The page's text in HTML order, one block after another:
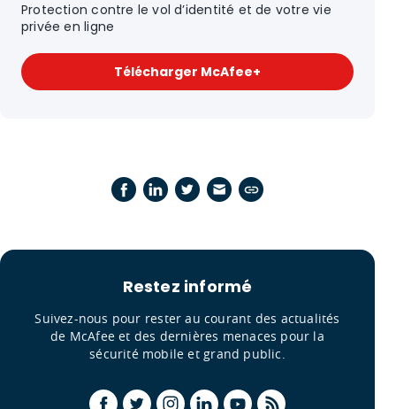
Protection contre le vol d’identité et de votre vie
privée en ligne
Télécharger McAfee+
Restez informé
Suivez-nous pour rester au courant des actualités
de McAfee et des dernières menaces pour la
sécurité mobile et grand public.